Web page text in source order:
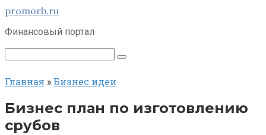
Перейти
контенту
promorb.ru
Финансовый портал
Поиск:
Главная »Бизнес идеи
Бизнес план по изготовлению
срубов